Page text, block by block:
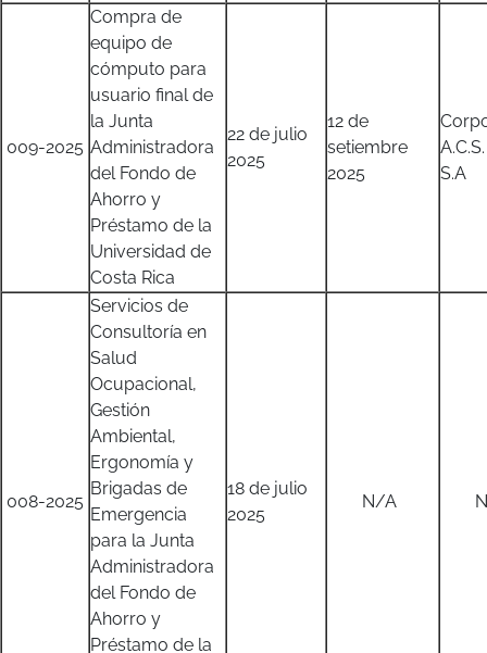
009-2025
Compra de
equipo de
cómputo para
usuario final de
la Junta
Administradora
del Fondo de
Ahorro y
Préstamo de la
Universidad de
Costa Rica
22 de julio
2025
12 de
setiembre
2025
S.A
008-2025
Servicios de
Consultoría en
Salud
Ocupacional,
Gestión
Ambiental,
Ergonomía y
Brigadas de
Emergencia
para la Junta
Administradora
del Fondo de
Ahorro y
Préstamo de la
18 de julio
2025
N/A